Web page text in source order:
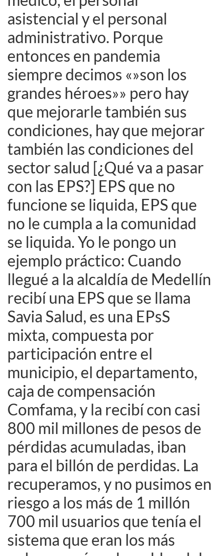
asistencial y el personal
administrativo. Porque
entonces en pandemia
siempre decimos «»son los
grandes héroes»» pero hay
que mejorarle también sus
condiciones, hay que mejorar
también las condiciones del
sector salud [¿Qué va a pasar
con las EPS?] EPS que no
funcione se liquida, EPS que
no le cumpla a la comunidad
se liquida. Yo le pongo un
ejemplo práctico: Cuando
llegué a la alcaldía de Medellín
recibí una EPS que se llama
Savia Salud, es una EPsS
mixta, compuesta por
participación entre el
municipio, el departamento,
caja de compensación
Comfama, y la recibí con casi
800 mil millones de pesos de
pérdidas acumuladas, iban
para el billón de perdidas. La
recuperamos, y no pusimos en
riesgo a los más de 1 millón
700 mil usuarios que tenía el
sistema que eran los más